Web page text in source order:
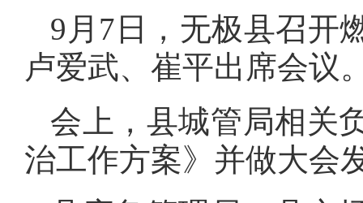
9月7日，无极县召开
卢爱武、崔平出席会议
会上，县城管局相关
治工作方案》并做大会